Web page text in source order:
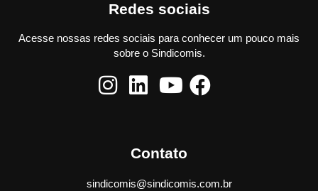
Redes sociais
Acesse nossas redes sociais para conhecer um pouco mais
sobre o Sindicomis.
Contato
sindicomis@sindicomis.com.br